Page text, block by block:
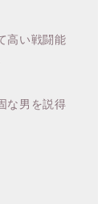
高い戦闘能
な男を説得